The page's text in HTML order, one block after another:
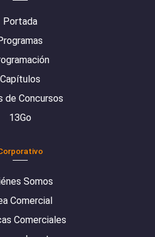
Portada
Capítulos
de Concursos
13Go
Somos
Comercial
Comerciales